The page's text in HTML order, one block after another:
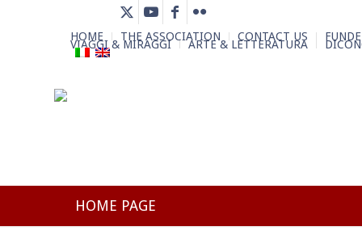
HOME THE ASSOCIATION CONTACT US
VIAGGI & MIRAGGI ARTE & LETTERATURA
HOME PAGE